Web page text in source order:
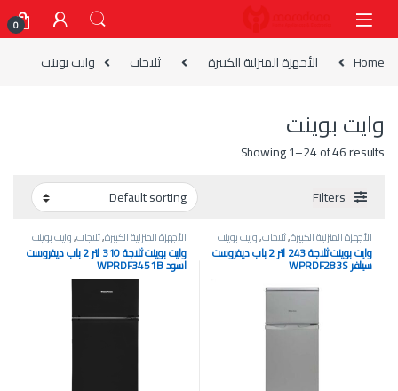
Skip to navigation
Skip to content
0
Home الأجهزة المنزلية الكبيرة ثلاجات وايت بوينت
وايت بوينت
Showing 1–24 of 46 results
Filters
الأجهزة المنزلية الكبيرة,ثلاجات,وايت بوينت
وايت بوينت ثلاجة 243 لتر 2 باب ديفروست
سيلفر WPRDF283S
الأجهزة المنزلية الكبيرة,ثلاجات,وايت بوينت
وايت بوينت ثلاجة 310 لتر 2 باب ديفروست
اسود WPRDF3451B